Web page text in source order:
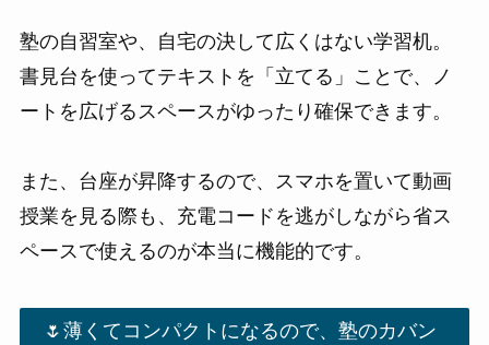
塾の自習室や、自宅の決して広くはない学習机。
書見台を使ってテキストを「立てる」ことで、ノ
ートを広げるスペースがゆったり確保できます。
また、台座が昇降するので、スマホを置いて動画
授業を見る際も、充電コードを逃がしながら省ス
ペースで使えるのが本当に機能的です。
🌷薄くてコンパクトになるので、塾のカバン